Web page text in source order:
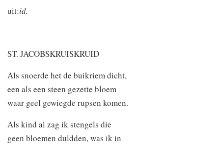
uit:id.
ST. JACOBSKRUISKRUID
Als snoerde het de buikriem dicht,
een als een steen gezette bloem
waar geel gewiegde rupsen komen.
Als kind al zag ik stengels die
geen bloemen duldden, was ik in